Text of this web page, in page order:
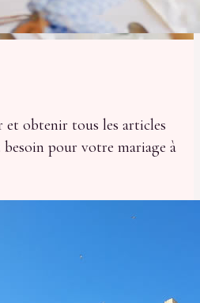
obtenir tous les articles
pour votre mariage à